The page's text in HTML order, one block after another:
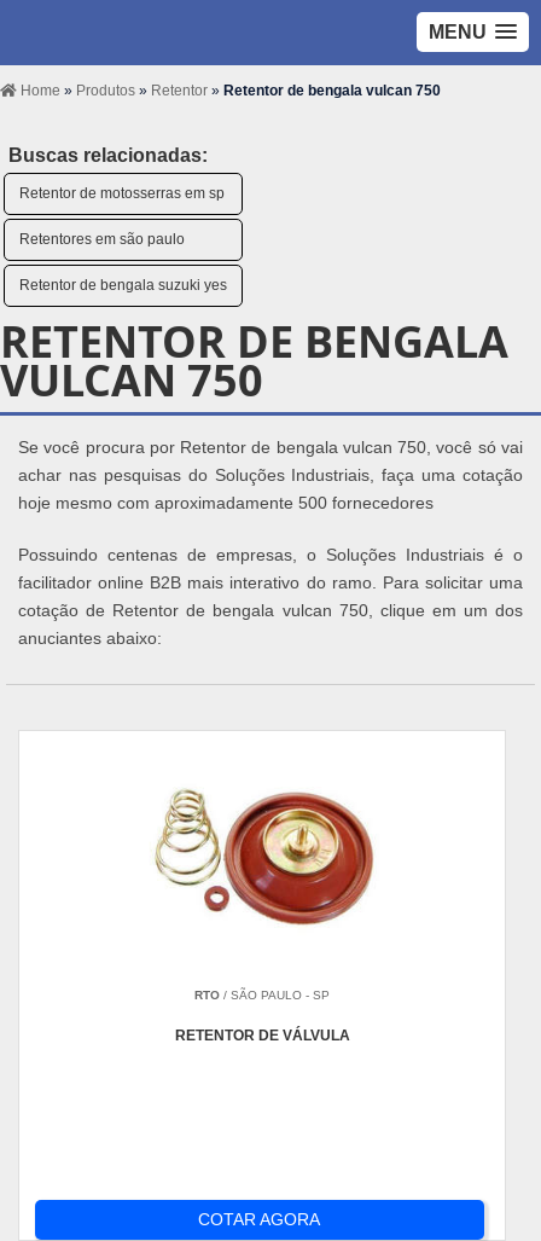
MENU
Home » Produtos » Retentor » Retentor de bengala vulcan 750
Buscas relacionadas:
Retentor de motosserras em sp
Retentores em são paulo
Retentor de bengala suzuki yes
RETENTOR DE BENGALA
VULCAN 750
Se você procura por Retentor de bengala vulcan 750, você só vai
achar nas pesquisas do Soluções Industriais, faça uma cotação
hoje mesmo com aproximadamente 500 fornecedores
Possuindo centenas de empresas, o Soluções Industriais é o
facilitador online B2B mais interativo do ramo. Para solicitar uma
cotação de Retentor de bengala vulcan 750, clique em um dos
anuciantes abaixo:
RTO / SÃO PAULO - SP
RETENTOR DE VÁLVULA
COTAR AGORA